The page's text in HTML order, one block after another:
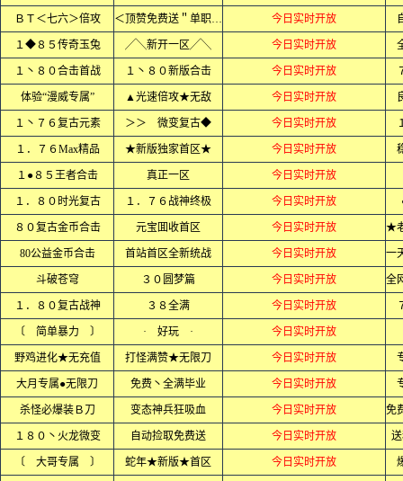
ＢＴ＜七六＞倍攻 ＜顶赞免费送＂单职业＞ 今日实时开放
１◆８５传奇玉兔 ╱╲新开一区╱╲ 今日实时开放
１丶８０合击首战 １丶８０新版合击 今日实时开放
体验“漫威专属” ▲光速倍攻★无敌 今日实时开放
１丶７６复古元素 ＞＞ 微变复古◆ 今日实时开放
１．７６Max精品 ★新版独家首区★ 今日实时开放
１●８５王者合击 真正一区 今日实时开放
１．８０时光复古 １．７６战神终极 今日实时开放
８０复古金币合击 元宝囬收首区 今日实时开放
80公益金币合击 首站首区全新统战 今日实时开放
斗破苍穹 ３０圆梦篇 今日实时开放
１．８０复古战神 ３８全满 今日实时开放
〔 简单暴力 〕 · 好玩 · 今日实时开放
野鸡进化★无充值 打怪满赞★无限刀 今日实时开放
大月专属●无限刀 免费丶全满毕业 今日实时开放
杀怪必爆装Ｂ刀 变态神兵狂吸血 今日实时开放
１８０丶火龙微变 自动捡取免费送 今日实时开放
〔 大哥专属 〕 蛇年★新版★首区 今日实时开放